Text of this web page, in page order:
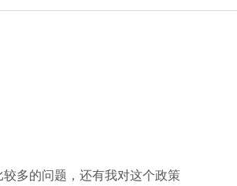
多的问题，还有我对这个政策